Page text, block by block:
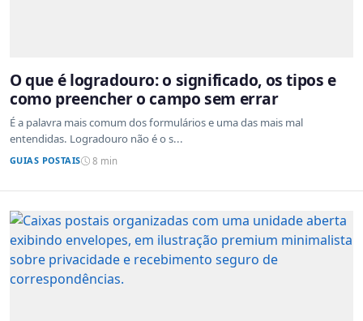
O que é logradouro: o significado, os tipos e
como preencher o campo sem errar
É a palavra mais comum dos formulários e uma das mais mal
entendidas. Logradouro não é o s...
GUIAS POSTAIS 8 min